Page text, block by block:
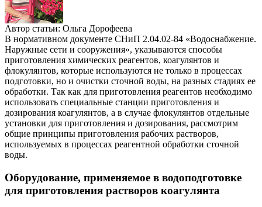
Автор статьи: Ольга Дорофеева
В нормативном документе СНиП 2.04.02-84 «Водоснабжение.
Наружные сети и сооружения», указываются способы
приготовления химических реагентов, коагулянтов и
флокулянтов, которые используются не только в процессах
подготовки, но и очистки сточной воды, на разных стадиях ее
обработки. Так как для приготовления реагентов необходимо
использовать специальные станции приготовления и
дозирования коагулянтов, а в случае флокулянтов отдельные
установки для приготовления и дозирования, рассмотрим
общие принципы приготовления рабочих растворов,
используемых в процессах реагентной обработки сточной
воды.
Оборудование, применяемое в водоподготовке
для приготовления растворов коагулянта